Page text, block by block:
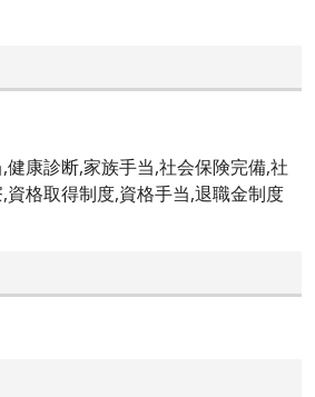
康診断,家族手当,社会保険完備,社
資格取得制度,資格手当,退職金制度